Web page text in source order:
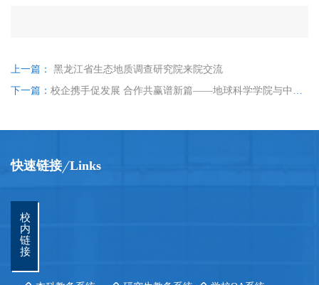
上一篇： 黑龙江省生态地质调查研究院来院交流
下一篇： 校企携手促发展 合作共赢谱新篇——地球科学学院与中化地质矿山总局黑龙江地质勘查院开展座谈交流并签署战略合作协议
快速链接 Links
校
内
链
接